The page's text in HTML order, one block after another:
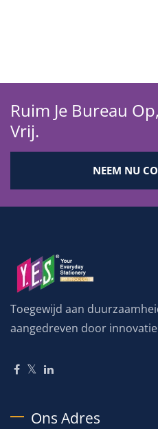
Ruim Je Bureau
Vrij.
NEEM NU
Toegewijd aan
aangedreven door
Ons Adres